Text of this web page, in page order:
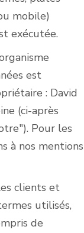
mobile)
exécutée.
est
: David
(ci-après
Pour les
à nos mentions
clients et
utilisés,
de